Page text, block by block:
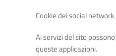
Cookie dei social network
Ai servizi del sito
queste applicazioni.